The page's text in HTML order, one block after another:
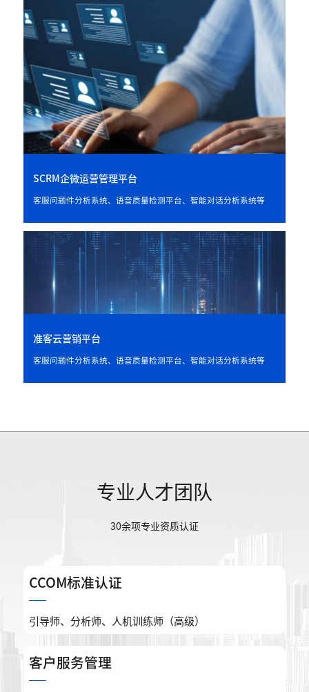
SCRM企微运营管理平台
客服问题件分析系统、语音质量检测平台、智能对话分析系统等
准客云营销平台
客服问题件分析系统、语音质量检测平台、智能对话分析系统等
专业人才团队
30余项专业资质认证
CCOM标准认证
引导师、分析师、人机训练师（高级）
客户服务管理